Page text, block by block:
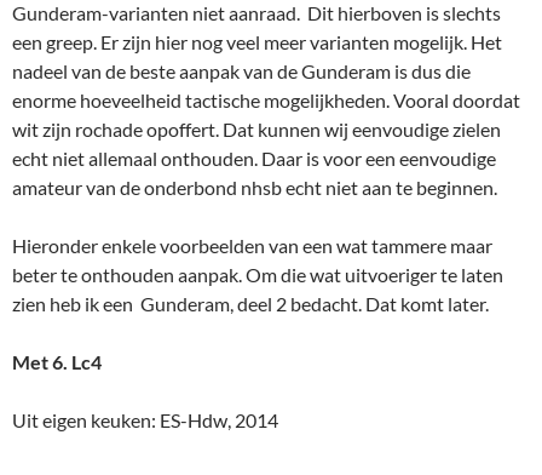
Gunderam-varianten niet aanraad. Dit hierboven is slechts
een greep. Er zijn hier nog veel meer varianten mogelijk. Het
nadeel van de beste aanpak van de Gunderam is dus die
enorme hoeveelheid tactische mogelijkheden. Vooral doordat
wit zijn rochade opoffert. Dat kunnen wij eenvoudige zielen
echt niet allemaal onthouden. Daar is voor een eenvoudige
amateur van de onderbond nhsb echt niet aan te beginnen.
Hieronder enkele voorbeelden van een wat tammere maar
beter te onthouden aanpak. Om die wat uitvoeriger te laten
zien heb ik een Gunderam, deel 2 bedacht. Dat komt later.
Met 6. Lc4
Uit eigen keuken: ES-Hdw, 2014